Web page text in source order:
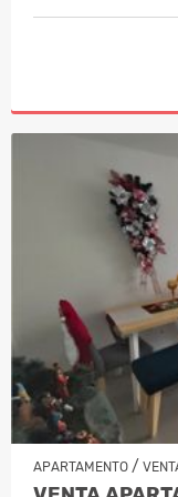
APARTAMENTO /